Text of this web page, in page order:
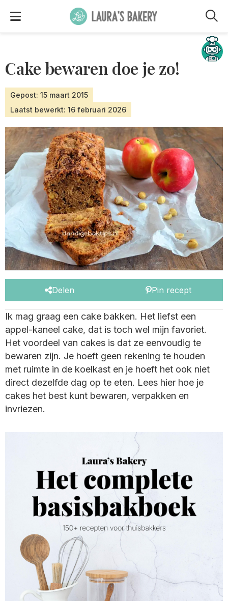
Cake bewaren doe je zo!
Gepost: 15 maart 2015
Laatst bewerkt: 16 februari 2026
Delen Pin recept
Ik mag graag een cake bakken. Het liefst een
appel-kaneel cake, dat is toch wel mijn favoriet.
Het voordeel van cakes is dat ze eenvoudig te
bewaren zijn. Je hoeft geen rekening te houden
met ruimte in de koelkast en je hoeft het ook niet
direct dezelfde dag op te eten. Lees hier hoe je
cakes het best kunt bewaren, verpakken en
invriezen.